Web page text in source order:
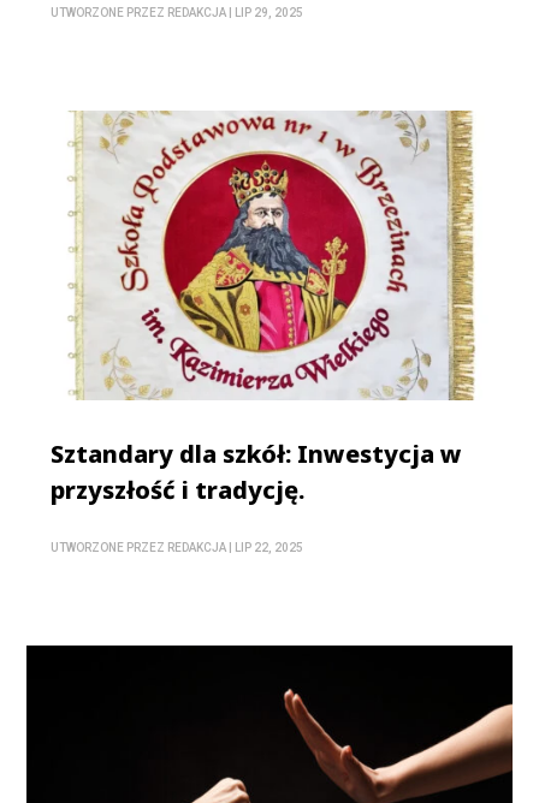
UTWORZONE PRZEZ REDAKCJA LIP 29, 2025
Sztandary dla szkół: Inwestycja w
przyszłość i tradycję.
UTWORZONE PRZEZ REDAKCJA LIP 22, 2025